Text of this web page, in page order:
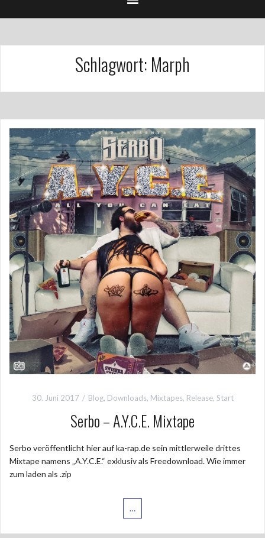
Schlagwort: Marph
30. Juni 2017 Blog, Downloads, Mixtapes, Release, Start
Serbo – A.Y.C.E. Mixtape
Serbo veröffentlicht hier auf ka-rap.de sein mittlerweile drittes
Mixtape namens „A.Y.C.E.“ exklusiv als Freedownload. Wie immer
zum laden als .zip
…